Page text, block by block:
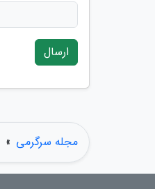
ارسال
مجله سرگرمی »